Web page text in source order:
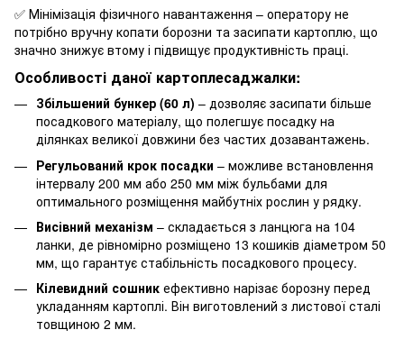
✅ Мінімізація фізичного навантаження – оператору не
потрібно вручну копати борозни та засипати картоплю, що
значно знижує втому і підвищує продуктивність праці.
Особливості даної картоплесаджалки:
Збільшений бункер (60 л) – дозволяє засипати більше
посадкового матеріалу, що полегшує посадку на
ділянках великої довжини без частих дозавантажень.
Регульований крок посадки – можливе встановлення
інтервалу 200 мм або 250 мм між бульбами для
оптимального розміщення майбутніх рослин у рядку.
Висівний механізм – складається з ланцюга на 104
ланки, де рівномірно розміщено 13 кошиків діаметром 50
мм, що гарантує стабільність посадкового процесу.
Кілевидний сошник ефективно нарізає борозну перед
укладанням картоплі. Він виготовлений з листової сталі
товщиною 2 мм.